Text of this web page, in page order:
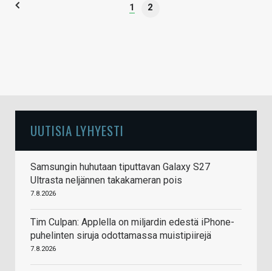
1 2
UUTISIA LYHYESTI
Samsungin huhutaan tiputtavan Galaxy S27
Ultrasta neljännen takakameran pois
7.8.2026
Tim Culpan: Applella on miljardin edestä iPhone-
puhelinten siruja odottamassa muistipiirejä
7.8.2026